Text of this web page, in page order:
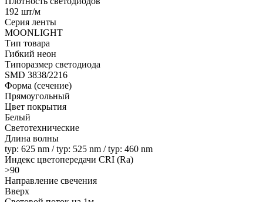
192 шт/м
Серия ленты
MOONLIGHT
Тип товара
Гибкий неон
Типоразмер светодиода
SMD 3838/2216
Форма (сечение)
Прямоугольный
Цвет покрытия
Белый
Светотехнические
Длина волны
typ: 625 nm / typ: 525 nm / typ: 460 nm
Индекс цветопередачи CRI (Ra)
>90
Направление свечения
Вверх